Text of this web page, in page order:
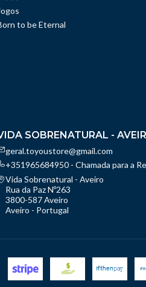
to be Eternal
SOBRENATURAL -
geral.toyoustore@gmail.com
+351965684950 - Chamada para a
Vida Sobrenatural - Aveiro
Rua da Paz Nº263
3800-587 Aveiro
Aveiro - Portugal